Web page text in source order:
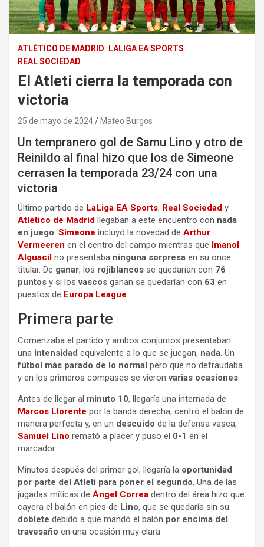
ATLÉTICO DE MADRID
LALIGA EA SPORTS
REAL SOCIEDAD
El Atleti cierra la temporada con
victoria
25 de mayo de 2024 Mateo Burgos
Un tempranero gol de Samu Lino y otro de
Reinildo al final hizo que los de Simeone
cerrasen la temporada 23/24 con una
victoria
Último partido de LaLiga EA Sports, Real Sociedad y
Atlético de Madrid
llegaban a este encuentro con nada
en juego. Simeone incluyó la novedad de Arthur
Vermeeren en el centro del campo mientras que Imanol
Alguacil no presentaba ninguna sorpresa en su once
titular. De ganar, los rojiblancos se quedarían con 76
puntos y si losvascos ganan se quedarían con 63 en
puestos de Europa League.
Primera parte
Comenzaba el partido y ambos conjuntos presentaban
una intensidad equivalente a lo que se juegan, nada. Un
fútbol más parado de lo normal pero que no defraudaba
y en los primeros compases se vieronvarias ocasiones.
Antes de llegar al minuto 10, llegaría una internada de
Marcos Llorente por la banda derecha, centró el balón de
manera perfecta y, en un descuido de la defensa vasca,
Samuel Lino remató a placer y puso el 0-1 en el
marcador.
Minutos después del primer gol, llegaría la oportunidad
por parte del Atleti para poner el segundo. Una de las
jugadas míticas de Ángel Correa dentro del área hizo que
cayera el balón en pies de Lino, que se quedaría sin su
doblete debido a que mandó el balón por encima del
travesaño en una ocasión muy clara.